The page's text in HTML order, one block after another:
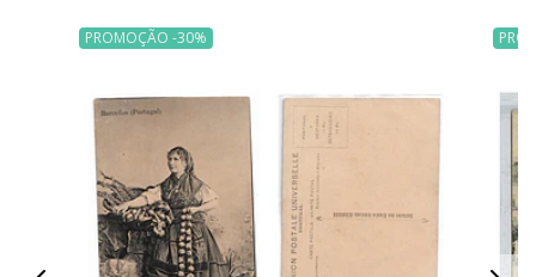
PROMOÇÃO -30%